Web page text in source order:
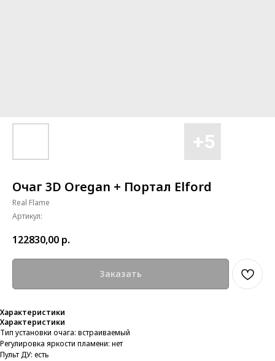
Очаг 3D Oregan + Портал Elford
Real Flame
Артикул:
122830,00 р.
Заказать
Характеристики
Характеристики
Тип установки очага: встраиваемый
Регулировка яркости пламени: нет
Пульт ДУ: есть